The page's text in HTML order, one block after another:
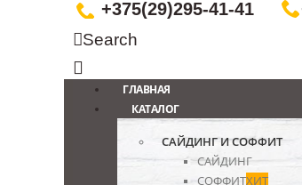
+375(29)295-41-41
Search
ГЛАВНАЯ
КАТАЛОГ
САЙДИНГ И СОФФИТ
САЙДИНГ
СОФФИТХИТ